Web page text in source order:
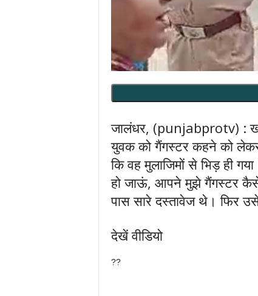
जालंधर, (punjabprotv) :
युवक को गैंगस्टर कहने को लेकर
कि वह मुलाजिमों से भिड़ ही
हो जाऊं, आपने मुझे गैंगस्टर
पास सारे दस्तावेज थे। फिर
देखें वीडियो
??